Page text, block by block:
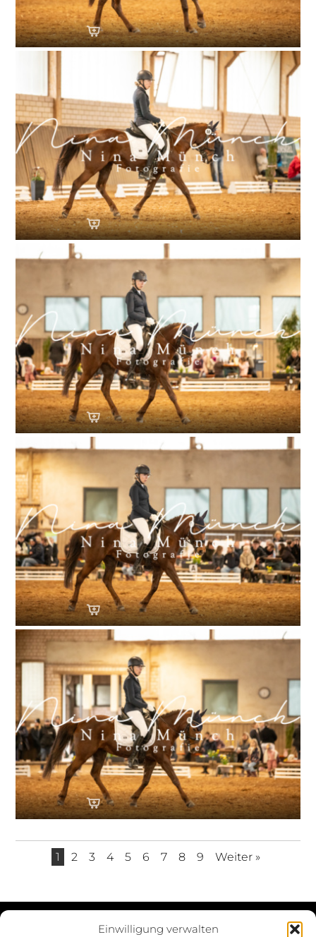
Einwilligung verwalten
1 2 3 4 5 6 7 8 9 Weiter »